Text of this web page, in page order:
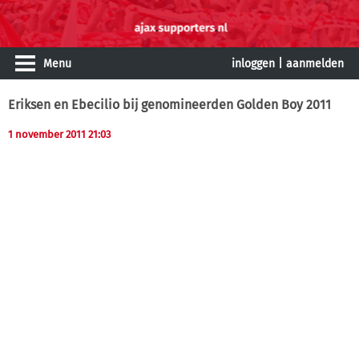
Menu inloggen aanmelden
Eriksen en Ebecilio bij genomineerden Golden Boy 2011
1 november 2011 21:03